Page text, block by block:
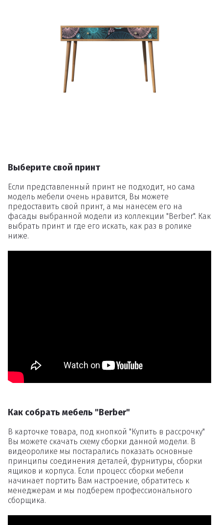
Выберите свой принт
Если представленный принт не подходит, но сама
модель мебели очень нравится, Вы можете
предоставить свой принт, а мы нанесем его на
фасады выбранной модели из коллекции "Berber". Как
выбрать принт и где его искать, как раз в ролике
ниже.
Как собрать мебель "Berber"
В карточке товара, под кнопкой "Купить в рассрочку"
Вы можете скачать схему сборки данной модели. В
видеоролике мы постарались показать основные
принципы соединения деталей, фурнитуры, сборки
ящиков и корпуса. Если процесс сборки мебели
начинает портить Вам настроение, обратитесь к
менеджерам и мы подберем профессионального
сборщика.